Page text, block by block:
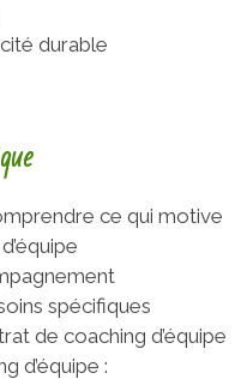
durable
ce qui motive
spécifiques
de coaching d’équipe
d’équipe :